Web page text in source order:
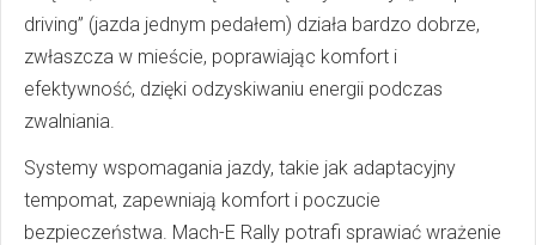
driving” (jazda jednym pedałem) działa bardzo dobrze,
zwłaszcza w mieście, poprawiając komfort i
efektywność, dzięki odzyskiwaniu energii podczas
zwalniania.
Systemy wspomagania jazdy, takie jak adaptacyjny
tempomat, zapewniają komfort i poczucie
bezpieczeństwa. Mach-E Rally potrafi sprawiać wrażenie